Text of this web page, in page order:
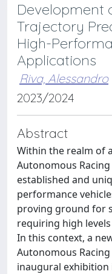
Development
Trajectory
High-
Applications
Riva, Alessandro
2023/2024
Abstract
Within the realm of
Autonomous
established and
performance
proving ground for
requiring high
In this context, a
Autonomous Racing
inaugural exhibition